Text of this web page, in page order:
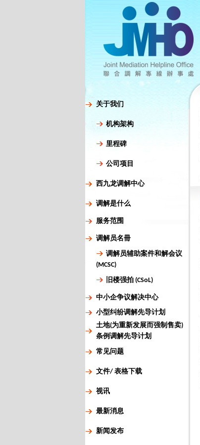
关于我们
机构架构
里程碑
公司项目
西九龙调解中心
调解是什么
服务范围
调解员名冊
调解员辅助案件和解会议
(MCSC)
旧楼强拍 (CSoL)
中小企争议解决中心
小型纠纷调解先导计划
土地(为重新发展而强制售卖)
条例调解先导计划
常见问题
文件/ 表格下载
视讯
最新消息
新闻发布